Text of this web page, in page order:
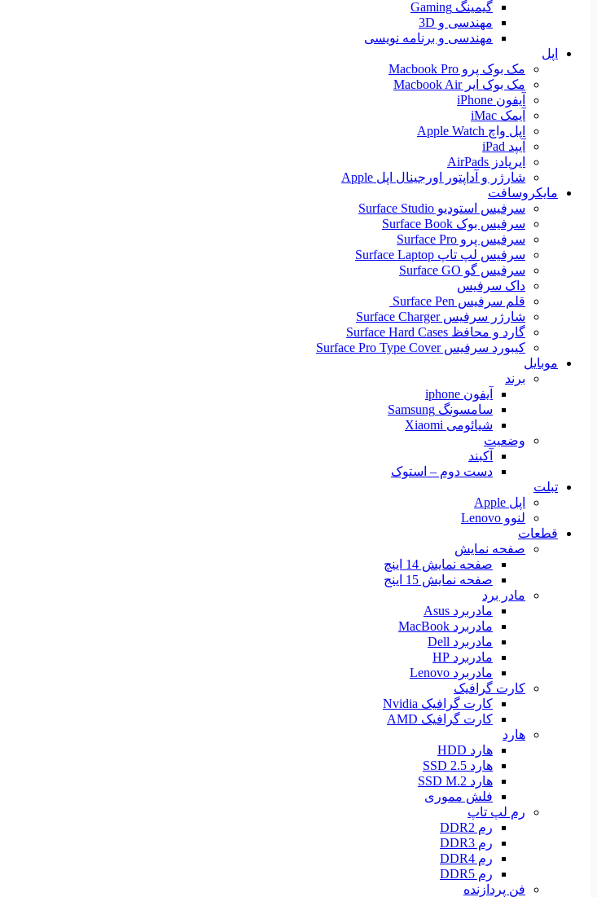
گیمینگ Gaming
مهندسی و 3D
مهندسی و برنامه نویسی
اپل
مک بوک پرو Macbook Pro
مک بوک ایر Macbook Air
آیفون iPhone
آیمک iMac
اپل واچ Apple Watch
آیپد iPad
ایرپادز AirPads
شارژر و آداپتور اورجینال اپل Apple
مایکروسافت
سرفیس استودیو Surface Studio
سرفیس بوک Surface Book
سرفیس پرو Surface Pro
سرفیس لپ تاپ Surface Laptop
سرفیس گو Surface GO
داک سرفیس
قلم سرفیس Surface Pen
شارژر سرفیس Surface Charger
گارد و محافظ Surface Hard Cases
کیبورد سرفیس Surface Pro Type Cover
موبایل
برند
آیفون iphone
سامسونگ Samsung
شیائومی Xiaomi
وضعیت
آکبند
دست دوم – استوک
تبلت
اپل Apple
لنوو Lenovo
قطعات
صفحه نمایش
صفحه نمایش 14 اینچ
صفحه نمایش 15 اینج
مادر برد
مادربرد Asus
مادربرد MacBook
مادربرد Dell
مادربرد HP
مادربرد Lenovo
کارت گرافیک
کارت گرافیک Nvidia
کارت گرافیک AMD
هارد
هارد HDD
هارد SSD 2.5
هارد SSD M.2
فلش مموری
رم لپ تاپ
رم DDR2
رم DDR3
رم DDR4
رم DDR5
فن پردازنده